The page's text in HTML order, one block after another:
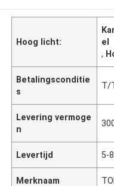
Hoog licht:
el
,
Betalingsconditie
s
T/
Levering vermoge
n
Levertijd 5-
Merknaam